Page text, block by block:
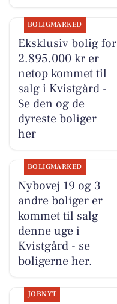
BOLIGMARKED
Eksklusiv bolig for
2.895.000 kr er
netop kommet til
salg i Kvistgård -
Se den og de
dyreste boliger
her
BOLIGMARKED
Nybovej 19 og 3
andre boliger er
kommet til salg
denne uge i
Kvistgård - se
boligerne her.
JOBNYT